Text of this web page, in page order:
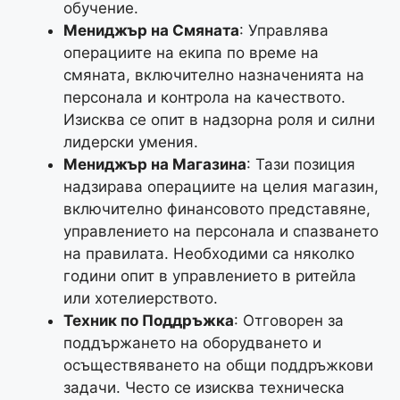
обучение.
Мениджър на Смяната: Управлява
операциите на екипа по време на
смяната, включително назначенията на
персонала и контрола на качеството.
Изисква се опит в надзорна роля и силни
лидерски умения.
Мениджър на Магазина: Тази позиция
надзирава операциите на целия магазин,
включително финансовото представяне,
управлението на персонала и спазването
на правилата. Необходими са няколко
години опит в управлението в ритейла
или хотелиерството.
Техник по Поддръжка: Отговорен за
поддържането на оборудването и
осъществяването на общи поддръжкови
задачи. Често се изисква техническа